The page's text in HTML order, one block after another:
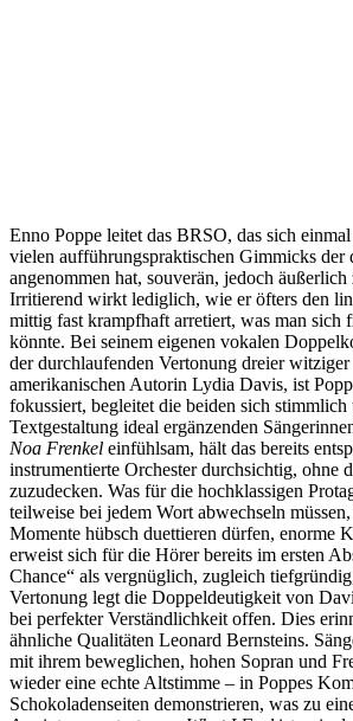
Enno Poppe leitet das BRSO, das sich
vielen aufführungspraktischen Gimmicks der
angenommen hat, souverän, jedoch
Irritierend wirkt lediglich, wie er öfters den
mittig fast krampfhaft arretiert, was man sich
könnte. Bei seinem eigenen vokalen
der durchlaufenden Vertonung dreier witziger
amerikanischen Autorin Lydia Davis, ist
fokussiert, begleitet die beiden sich
Textgestaltung ideal ergänzenden
Noa Frenkel einfühlsam, hält das bereits
instrumentierte Orchester durchsichtig, ohne
zuzudecken. Was für die hochklassigen
teilweise bei jedem Wort abwechseln
Momente hübsch duettieren dürfen, enorme
erweist sich für die Hörer bereits im ersten
Chance“ als vergnüglich, zugleich
Vertonung legt die Doppeldeutigkeit von
bei perfekter Verständlichkeit offen. Dies
ähnliche Qualitäten Leonard Bernsteins.
mit ihrem beweglichen, hohen Sopran und
wieder eine echte Altstimme ‒ in Poppes
Schokoladenseiten demonstrieren, was zu